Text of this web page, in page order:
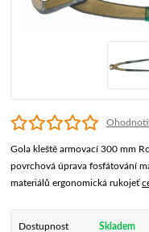
Gola kleště armovací 300 mm
povrchová úprava fosfátování
materiálů ergonomická rukojeť
Dostupnost Skladem